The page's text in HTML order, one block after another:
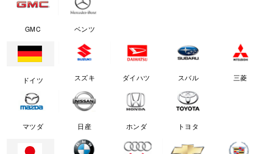
GMC ベンツ
ドイツ スズキ ダイハツ スバル 三菱
マツダ 日産 ホンダ トヨタ